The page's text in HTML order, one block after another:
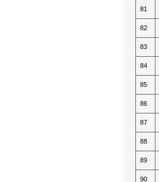
81
82
83
84
85
86
87
88
89
90